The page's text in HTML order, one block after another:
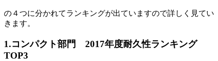
の４つに分かれてランキングが出ていますので詳しく見てい
きます。
1.コンパクト部門 2017年度耐久性ランキング
TOP3